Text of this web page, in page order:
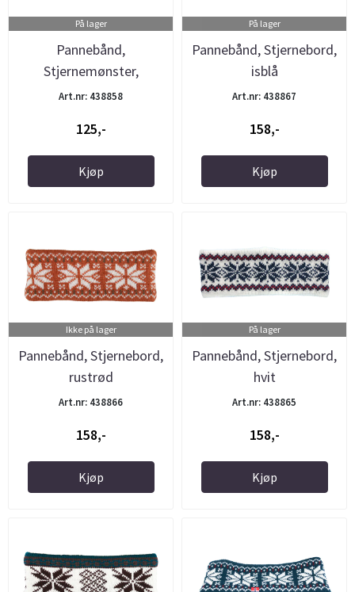
På lager
Pannebånd,
Stjernemønster,
sort/hvit
Art.nr: 438858
125,-
Kjøp
På lager
Pannebånd, Stjernebord,
isblå
Art.nr: 438867
158,-
Kjøp
Ikke på lager
Pannebånd, Stjernebord,
rustrød
Art.nr: 438866
158,-
Kjøp
På lager
Pannebånd, Stjernebord,
hvit
Art.nr: 438865
158,-
Kjøp